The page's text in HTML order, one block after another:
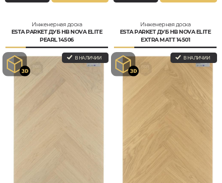
Инженерная доска
ESTA PARKET ДУБ HB NOVA ELITE
PEARL 14506
В НАЛИЧИИ
Инженерная доска
ESTA PARKET ДУБ HB NOVA ELITE
EXTRA MATT 14501
В НАЛИЧИИ